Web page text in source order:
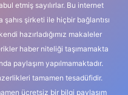
etmiş sayılırlar. Bu internet
şirketi ile hiçbir bağlantısı
hazırladığımız makaleler
haber niteliği taşımamakta
paylaşım yapılmamaktadır.
tamamen tesadüfidir.
ücretsiz bir bilgi paylaşım